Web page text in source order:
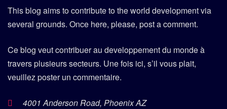
This blog aims to contribute to the world development via
several grounds. Once here, please, post a comment.
Ce blog veut contribuer au developpement du monde à
travers plusieurs secteurs. Une fois ici, s’il vous plait,
veuillez poster un commentaire.
4001 Anderson Road, Phoenix AZ